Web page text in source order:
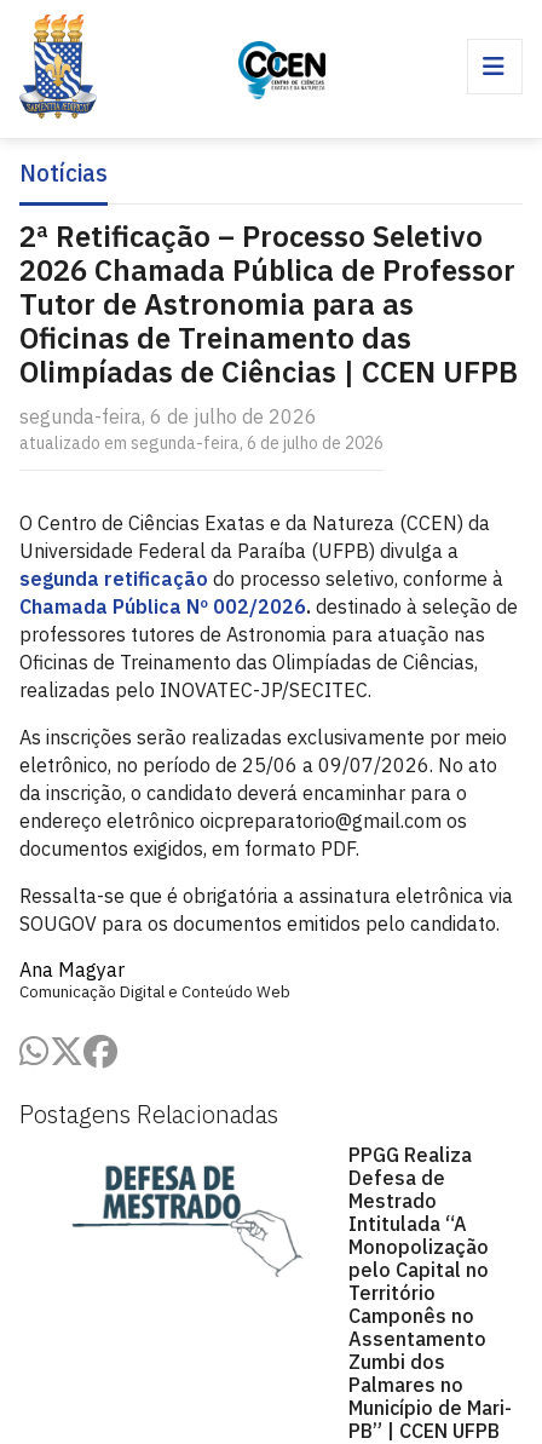
Postagens Relacionadas
PPGG Realiza
Defesa de
Mestrado
Intitulada “A
Monopolização
pelo Capital no
Território
Camponês no
Assentamento
Zumbi dos
Palmares no
Município de Mari-
PB” | CCEN UFPB
Notícias
2ª Retificação – Processo Seletivo
2026 Chamada Pública de Professor
Tutor de Astronomia para as
Oficinas de Treinamento das
Olimpíadas de Ciências | CCEN UFPB
segunda-feira, 6 de julho de 2026
atualizado em segunda-feira, 6 de julho de 2026
O Centro de Ciências Exatas e da Natureza (CCEN) da
Universidade Federal da Paraíba (UFPB) divulga a
segunda retificação do processo seletivo, conforme à
Chamada Pública Nº 002/2026. destinado à seleção de
professores tutores de Astronomia para atuação nas
Oficinas de Treinamento das Olimpíadas de Ciências,
realizadas pelo INOVATEC-JP/SECITEC.
As inscrições serão realizadas exclusivamente por meio
eletrônico, no período de 25/06 a 09/07/2026. No ato
da inscrição, o candidato deverá encaminhar para o
endereço eletrônico oicpreparatorio@gmail.com os
documentos exigidos, em formato PDF.
Ressalta-se que é obrigatória a assinatura eletrônica via
SOUGOV para os documentos emitidos pelo candidato.
Ana Magyar
Comunicação Digital e Conteúdo Web